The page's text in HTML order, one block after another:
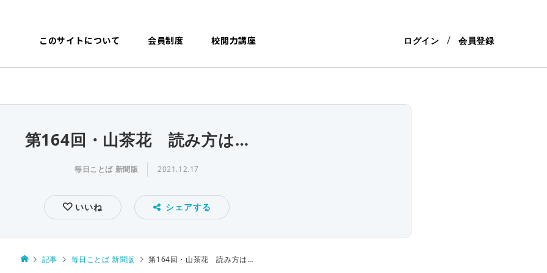
このサイトについて 会員制度 校閲力講座 ログイン 会員登録
第164回・山茶花 読み方は…
毎日ことば 新聞版 2021.12.17
いいね シェアする
記事 毎日ことば 新聞版 第164回・山茶花 読み方は…